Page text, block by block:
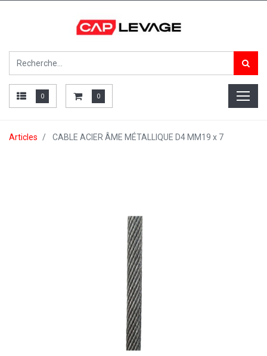
0 0
Articles CABLE ACIER ÂME MÉTALLIQUE D4 MM19 x 7